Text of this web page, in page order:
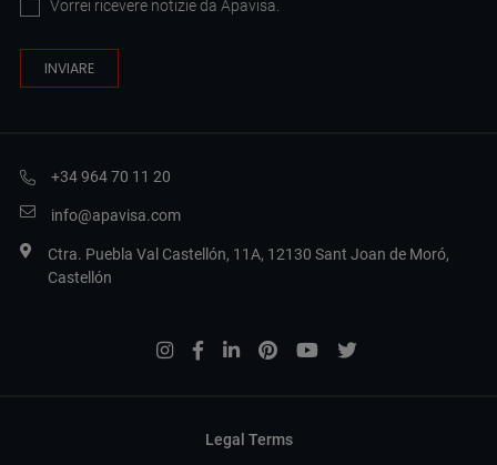
Vorrei ricevere notizie da Apavisa.
+34 964 70 11 20
info@apavisa.com
Ctra. Puebla Val Castellón, 11A, 12130 Sant Joan de Moró,
Castellón
Legal Terms